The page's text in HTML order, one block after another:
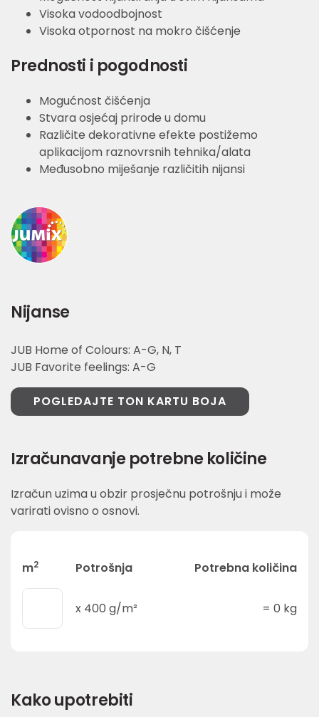
Visoka vodoodbojnost
Visoka otpornost na mokro čišćenje
Prednosti i pogodnosti
Mogućnost čišćenja
Stvara osjećaj prirode u domu
Različite dekorativne efekte postižemo
aplikacijom raznovrsnih tehnika/alata
Međusobno miješanje različitih nijansi
Nijanse
JUB Home of Colours: A-G, N, T
JUB Favorite feelings: A-G
POGLEDAJTE TON KARTU BOJA
Izračunavanje potrebne količine
Izračun uzima u obzir prosječnu potrošnju i može
varirati ovisno o osnovi.
m2 Potrošnja Potrebna količina
x 400 g/m² = 0 kg
Kako upotrebiti